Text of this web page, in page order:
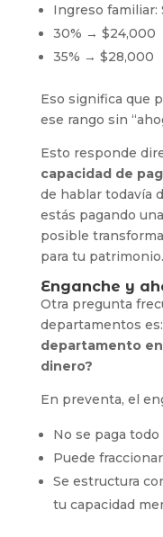
Ingreso familiar:
30% → $24,000
35% → $28,000
Eso significa que
ese rango sin
Esto responde
capacidad de
de hablar todavía
estás pagando
posible
para tu patrimonio.
Enganche y
Otra pregunta
departamentos es:
departamento
dinero?
En preventa, el
No se paga todo
Puede
Se estructura
tu capacidad